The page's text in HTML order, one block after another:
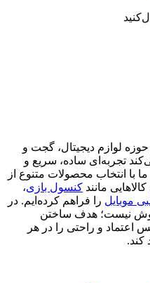
لوازم دیجیتال، گجت و
تجربه‌ای ساده، سریع و
ما با انتخاب محصولات متنوع از
مانند کنسول بازی،
موبایل را فراهم کرده‌ایم. در
نیست؛ هدف ساختن
اعتماد و راحتی را در هر
کند.